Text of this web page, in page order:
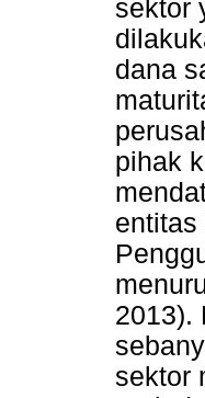
sektor
dana
pihak
2013).
sektor